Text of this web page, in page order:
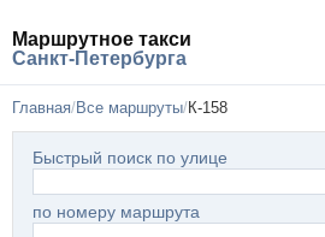
Маршрутное такси
Санкт-Петербурга
Главная Все маршруты К-158
Быстрый поиск по улице
по номеру маршрута